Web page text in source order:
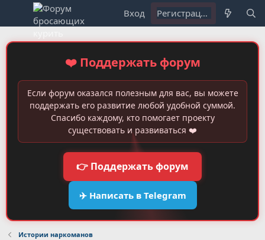
Вход Регистрация
❤️ Поддержать форум
Если форум оказался полезным для вас, вы можете
поддержать его развитие любой удобной суммой.
Спасибо каждому, кто помогает проекту
существовать и развиваться ❤️
👉 Поддержать форум
✈️ Написать в Telegram
Истории наркоманов